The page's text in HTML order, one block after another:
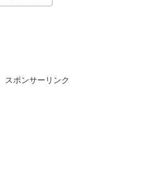
スポンサーリンク